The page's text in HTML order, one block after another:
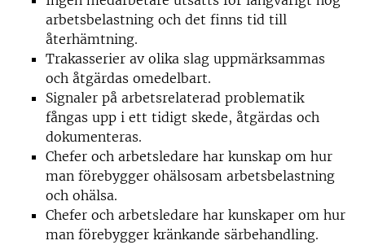
arbetsbelastning och det finns tid till
återhämtning.
Trakasserier av olika slag uppmärksammas
och åtgärdas omedelbart.
Signaler på arbetsrelaterad problematik
fångas upp i ett tidigt skede, åtgärdas och
dokumenteras.
Chefer och arbetsledare har kunskap om hur
man förebygger ohälsosam arbetsbelastning
och ohälsa.
Chefer och arbetsledare har kunskaper om hur
man förebygger kränkande särbehandling.